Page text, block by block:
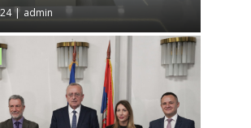
| admin